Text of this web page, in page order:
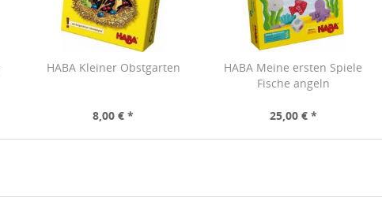
HABA Kleiner Obstgarten
8,00 € *
HABA Meine ersten Spiele
Fische angeln
25,00 € *